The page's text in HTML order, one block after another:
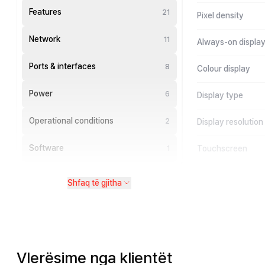
Features 21
Network 11
Ports & interfaces 8
Power 6
Operational conditions 2
Software 1
Shfaq të gjitha
Pixel density
Always-on display
Colour display
Display type
Display resolution
Touchscreen
Vlerësime nga klientët